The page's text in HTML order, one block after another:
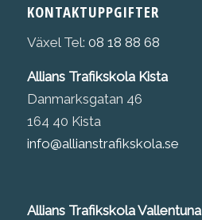
KONTAKTUPPGIFTER
Växel Tel: 08 18 88 68
Allians Trafikskola Kista
Danmarksgatan 46
164 40 Kista
info@allianstrafikskola.se
Allians Trafikskola Vallentuna